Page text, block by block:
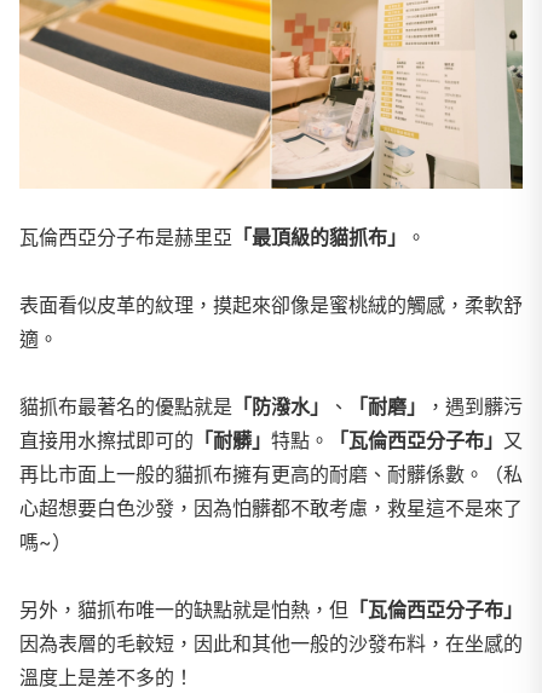
瓦倫西亞分子布是赫里亞 「最頂級的貓抓布」 。
表面看似皮革的紋理，摸起來卻像是蜜桃絨的觸感，柔軟舒
適。
貓抓布最著名的優點就是 「防潑水」 、 「耐磨」
，遇到髒污
直接用水擦拭即可的 「耐髒」 特點。 「瓦倫西亞分子布」 又
再比市面上一般的貓抓布擁有更高的耐磨、耐髒係數。（私
心超想要白色沙發，因為怕髒都不敢考慮，救星這不是來了
嗎~）
另外，貓抓布唯一的缺點就是怕熱，但 「瓦倫西亞分子布」
因為表層的毛較短，因此和其他一般的沙發布料，在坐感的
溫度上是差不多的！